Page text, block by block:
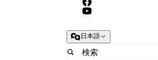
日本語